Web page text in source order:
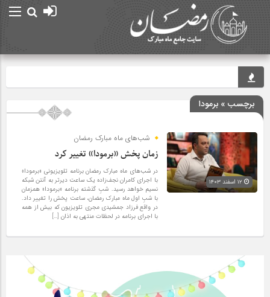
برچسب » برمودا
شب‌های ماه مبارک رمضان
زمان پخش «برمودا» تغییر کرد
در شب‌های ماه مبارک رمضان برنامه تلویزیونی «برمودا»
با اجرای کامران نجف‌زاده یک ساعت دیرتر به آنتن شبکه
نسیم خواهد رسید. شبِ گذشته برنامه «برمودا» همزمان
با شبِ اول ماه مبارک رمضان، ساعت پخش را تغییر داد.
در واقع فرزاد جمشیدی مجری تلویزیون که بیش از همه
با اجرای برنامه در لحظات منتهی به اذان […]